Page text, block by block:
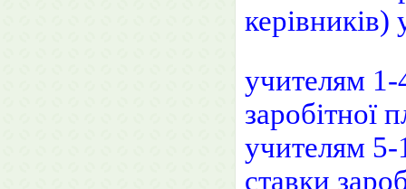
учителям 1-
заробітної
учителям 5-
ставки